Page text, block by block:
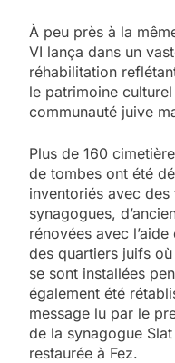
À peu près à la
VI lança dans un
réhabilitation
le patrimoine
communauté juive
Plus de 160
de tombes ont été
inventoriés avec
synagogues,
rénovées avec
des quartiers juifs
se sont installées
également été
message lu par le
de la synagogue
restaurée à Fez.